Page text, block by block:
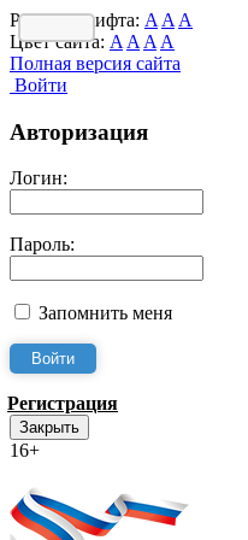
Размер шрифта: A A A
Цвет сайта: A A A A
Полная версия сайта
Войти
Авторизация
Логин:
Пароль:
Запомнить меня
Регистрация
Закрыть
16+